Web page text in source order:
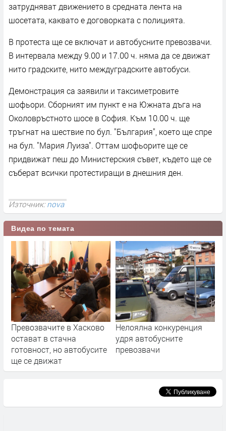
затрудняват движението в средната лента на
шосетата, каквато е договорката с полицията.
В протеста ще се включат и автобусните превозвачи.
В интервала между 9.00 и 17.00 ч. няма да се движат
нито градските, нито междуградските автобуси.
Демонстрация са заявили и таксиметровите
шофьори. Сборният им пункт е на Южната дъга на
Околовръстното шосе в София. Към 10.00 ч. ще
тръгнат на шествие по бул. "България", което ще спре
на бул. "Мария Луиза". Оттам шофьорите ще се
придвижат пеш до Министерския съвет, където ще се
съберат всички протестиращи в днешния ден.
Източник:nova
Видеа по темата
Превозвачите в Хасково
остават в стачна
готовност, но автобусите
ще се движат
Нелоялна конкуренция
удря автобусните
превозвачи